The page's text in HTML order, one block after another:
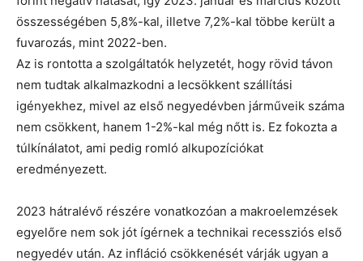
összességében 5,8%-kal, illetve 7,2%-kal többe került a
fuvarozás, mint 2022-ben.
Az is rontotta a szolgáltatók helyzetét, hogy rövid távon
nem tudtak alkalmazkodni a lecsökkent szállítási
igényekhez, mivel az első negyedévben járműveik száma
nem csökkent, hanem 1-2%-kal még nőtt is. Ez fokozta a
túlkínálatot, ami pedig romló alkupozíciókat
eredményezett.
2023 hátralévő részére vonatkozóan a makroelemzések
egyelőre nem sok jót ígérnek a technikai recessziós első
negyedév után. Az infláció csökkenését várják ugyan a